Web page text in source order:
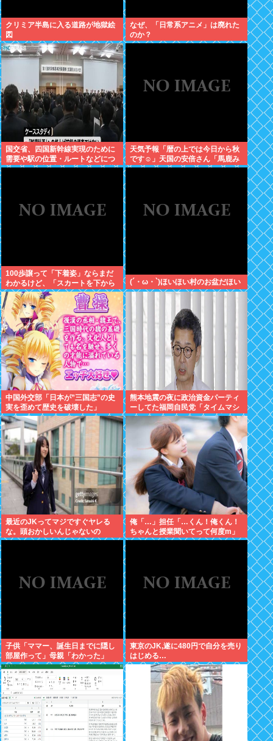
クリミア半島に入る道路が地獄絵
図
なぜ、「日常系アニメ」は廃れた
のか？
国交省、四国新幹線実現のために
需要や駅の位置・ルートなどにつ
いて調査・検討する事業者を公募
天気予報「暦の上では今日から秋
です☺」天国の安倍さん「馬鹿み
たいな暦だな」
100歩譲って「下着姿」ならまだ
わかるけど、「スカートを下から
盗撮して写った下着写真」見て何
が楽しいんだ？
(´・ω・`)ほいほい村のお盆だほい
中国外交部「日本が”三国志”の史
実を歪めて歴史を破壊した」
熊本地震の夜に政治資金パーティ
ーしてた福岡自民党「タイムマシ
ーンにおねがいできるなら戻って
中止したい」
最近のJKってマジですぐヤレる
な。頭おかしいんじゃないの
俺「…」担任「…くん！俺くん！
ちゃんと授業聞いてって何度m」
俺「(───来るッ！)」
子供「ママー、誕生日までに隠し
部屋作って」母親「わかった」
東京のJK,遂に480円で自分を売り
はじめる…